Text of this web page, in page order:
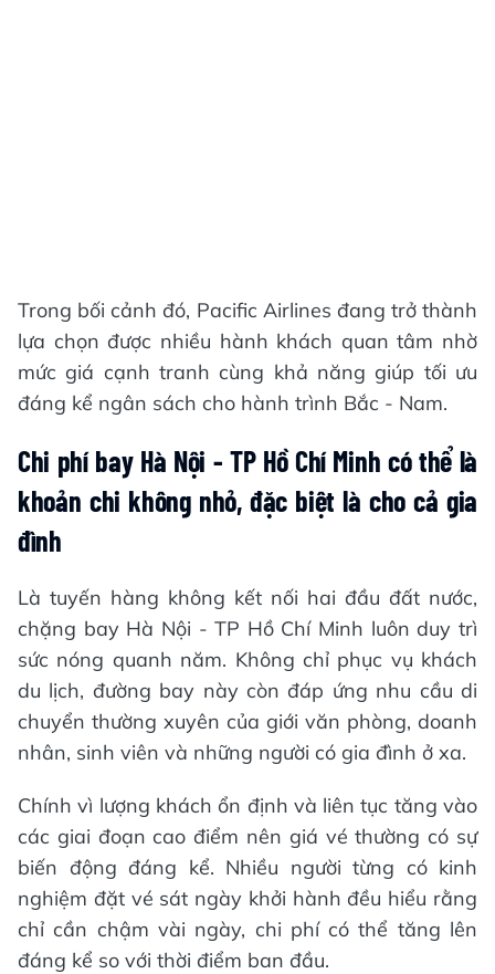
Trong bối cảnh đó, Pacific Airlines đang trở thành
lựa chọn được nhiều hành khách quan tâm nhờ
mức giá cạnh tranh cùng khả năng giúp tối ưu
đáng kể ngân sách cho hành trình Bắc - Nam.
Chi phí bay Hà Nội - TP Hồ Chí Minh có thể là
khoản chi không nhỏ, đặc biệt là cho cả gia
đình
Là tuyến hàng không kết nối hai đầu đất nước,
chặng bay Hà Nội - TP Hồ Chí Minh luôn duy trì
sức nóng quanh năm. Không chỉ phục vụ khách
du lịch, đường bay này còn đáp ứng nhu cầu di
chuyển thường xuyên của giới văn phòng, doanh
nhân, sinh viên và những người có gia đình ở xa.
Chính vì lượng khách ổn định và liên tục tăng vào
các giai đoạn cao điểm nên giá vé thường có sự
biến động đáng kể. Nhiều người từng có kinh
nghiệm đặt vé sát ngày khởi hành đều hiểu rằng
chỉ cần chậm vài ngày, chi phí có thể tăng lên
đáng kể so với thời điểm ban đầu.